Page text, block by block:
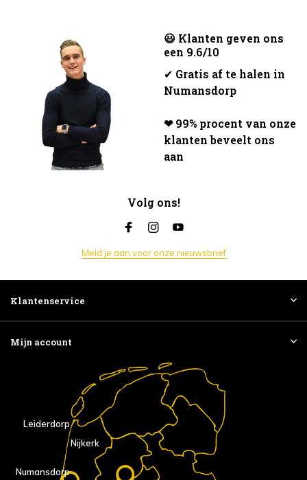
😃 Klanten geven ons
een 9.6/10
✔ Gratis af te halen in
Numansdorp
❤ 99% procent van onze
klanten beveelt ons
aan
Volg ons!
Meld je aan voor onze nieuwsbrief
Klantenservice
Mijn account
Nijkerk
Numansdorp
Leiderdorp